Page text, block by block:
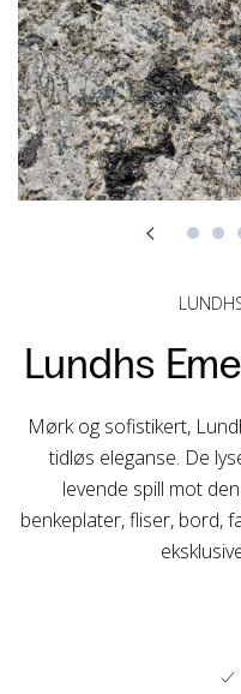
Lundhs
Mørk og sofistikert,
tidløs eleganse. De
levende spill mot
benkeplater, fliser, bord,